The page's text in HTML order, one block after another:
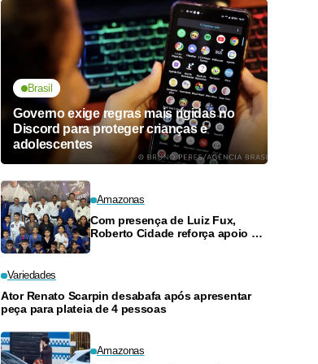
Brasil
Governo exige regras mais rígidas no
Discord para proteger crianças e
adolescentes
Amazonas
Com presença de Luiz Fux,
Roberto Cidade reforça apoio a
Variedades
Ator Renato Scarpin desabafa após apresentar
peça para plateia de 4 pessoas
Amazonas